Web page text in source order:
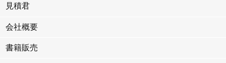
見積君
会社概要
書籍販売